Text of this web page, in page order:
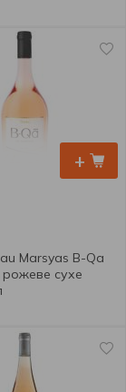
+
Marsyas B-Qa
сухе